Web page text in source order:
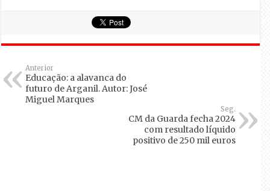
Anterior
Educação: a alavanca do
futuro de Arganil. Autor: José
Miguel Marques
Seg.
CM da Guarda fecha 2024
com resultado líquido
positivo de 250 mil euros